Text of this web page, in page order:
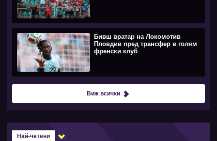
Бивш вратар на Локомотив
Пловдив пред трансфер в голям
френски клуб
Виж всички
Най-четени